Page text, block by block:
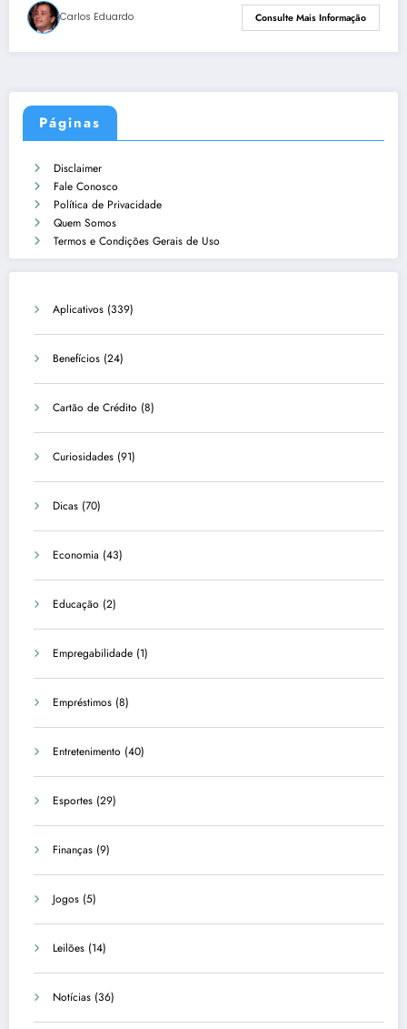
Carlos Eduardo Consulte Mais Informação
Páginas
Disclaimer
Fale Conosco
Política de Privacidade
Quem Somos
Termos e Condições Gerais de Uso
Aplicativos (339)
Benefícios (24)
Cartão de Crédito (8)
Curiosidades (91)
Dicas (70)
Economia (43)
Educação (2)
Empregabilidade (1)
Empréstimos (8)
Entretenimento (40)
Esportes (29)
Finanças (9)
Jogos (5)
Leilões (14)
Notícias (36)